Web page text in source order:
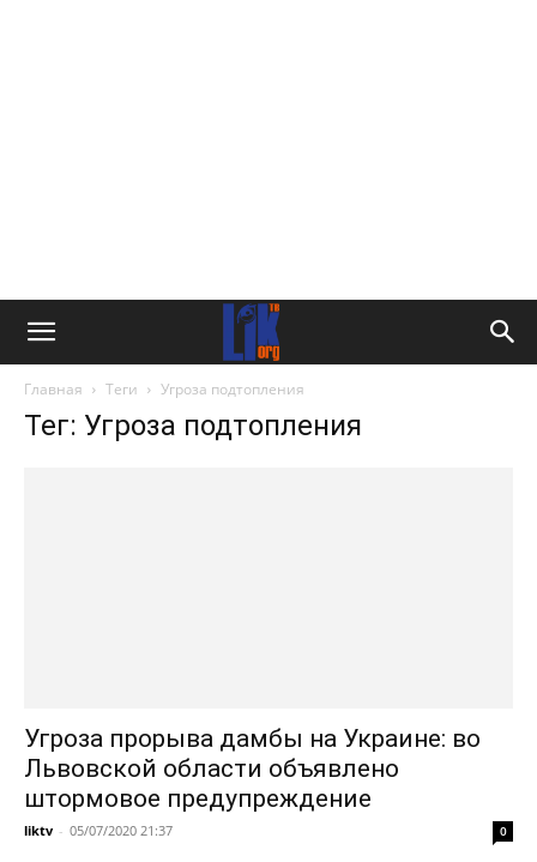
Главная Теги Угроза подтопления
Тег: Угроза подтопления
Угроза прорыва дамбы на Украине: во
Львовской области объявлено
штормовое предупреждение
liktv - 05/07/2020 21:37 0